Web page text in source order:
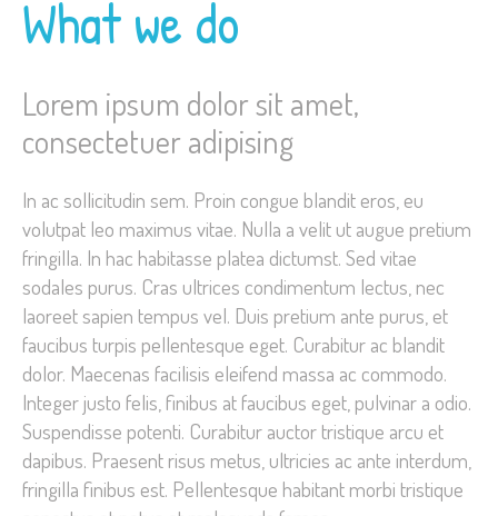
What we do
Lorem ipsum dolor sit amet,
consectetuer adipising
In ac sollicitudin sem. Proin congue blandit eros, eu
volutpat leo maximus vitae. Nulla a velit ut augue pretium
fringilla. In hac habitasse platea dictumst. Sed vitae
sodales purus. Cras ultrices condimentum lectus, nec
laoreet sapien tempus vel. Duis pretium ante purus, et
faucibus turpis pellentesque eget. Curabitur ac blandit
dolor. Maecenas facilisis eleifend massa ac commodo.
Integer justo felis, finibus at faucibus eget, pulvinar a odio.
Suspendisse potenti. Curabitur auctor tristique arcu et
dapibus. Praesent risus metus, ultricies ac ante interdum,
fringilla finibus est. Pellentesque habitant morbi tristique